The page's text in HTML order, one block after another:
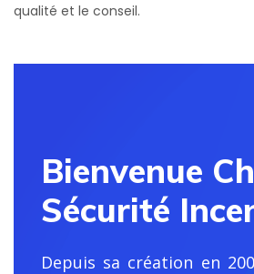
qualité et le conseil.
Bienvenue
Sécurité
Depuis sa création en